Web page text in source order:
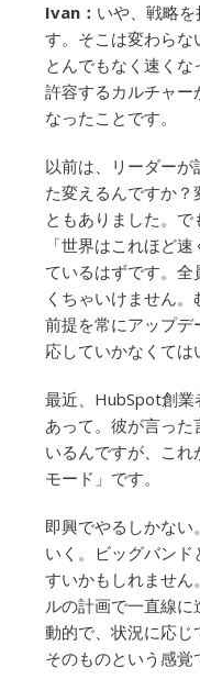
Ivan： いや、戦略
す。そこは変わら
とんでもなく速く
許容するカルチャー
なったことです。
以前は、リーダーが
た変えるんですか？
ともありました。
「世界はこれほど
ているはずです。全
くちゃいけません
前提を常にアップデ
応していかなくては
最近、HubSpot創業
あって。彼が言っ
いるんですが、こ
モード」です。
即興でやるしかな
いく。ビッグバン
すいかもしれません
ルの計画で一直線
動的で、状況に応
そのものという感覚